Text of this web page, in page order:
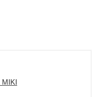
MIKI